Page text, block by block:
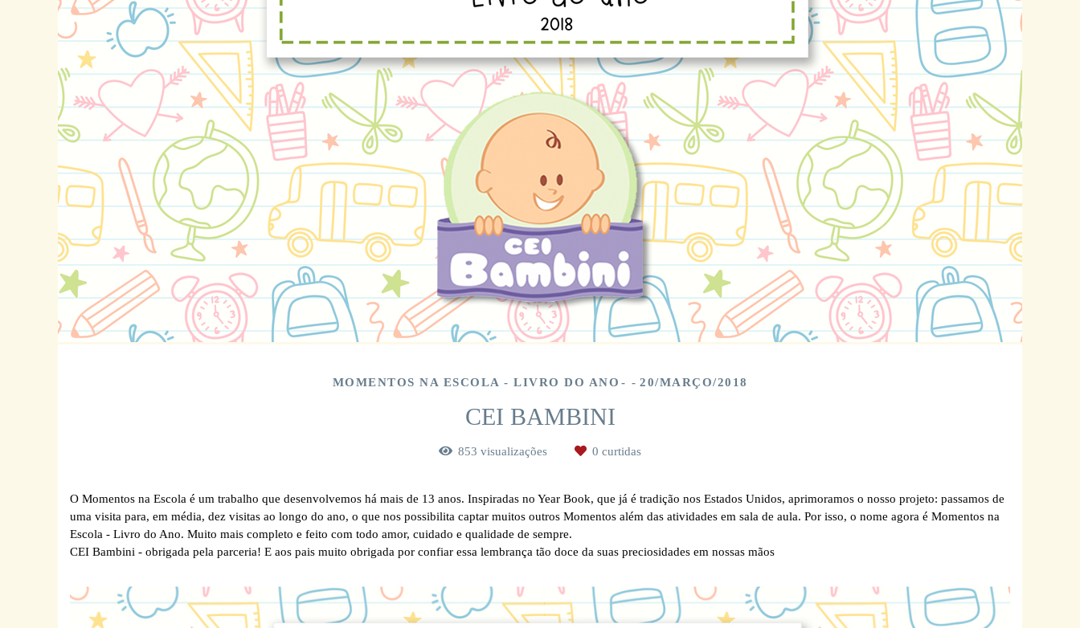
MOMENTOS NA ESCOLA - LIVRO DO ANO 20/MARÇO/2018
CEI BAMBINI
853 visualizações 0 curtidas
O Momentos na Escola é um trabalho que desenvolvemos há mais de 13 anos. Inspiradas no Year Book, que já é tradição nos Estados Unidos, aprimoramos o nosso projeto: passamos de
uma visita para, em média, dez visitas ao longo do ano, o que nos possibilita captar muitos outros Momentos além das atividades em sala de aula. Por isso, o nome agora é Momentos na
Escola - Livro do Ano. Muito mais completo e feito com todo amor, cuidado e qualidade de sempre.
CEI Bambini - obrigada pela parceria! E aos pais muito obrigada por confiar essa lembrança tão doce da suas preciosidades em nossas mãos